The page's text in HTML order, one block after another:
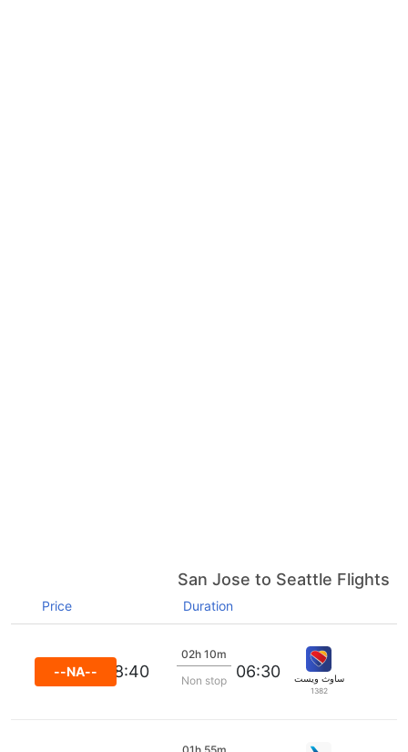
San Jose to Seattle Flights
Duration
Price
ساوث ويست
1382
06:30
02h 10m
Non stop
08:40
--NA--